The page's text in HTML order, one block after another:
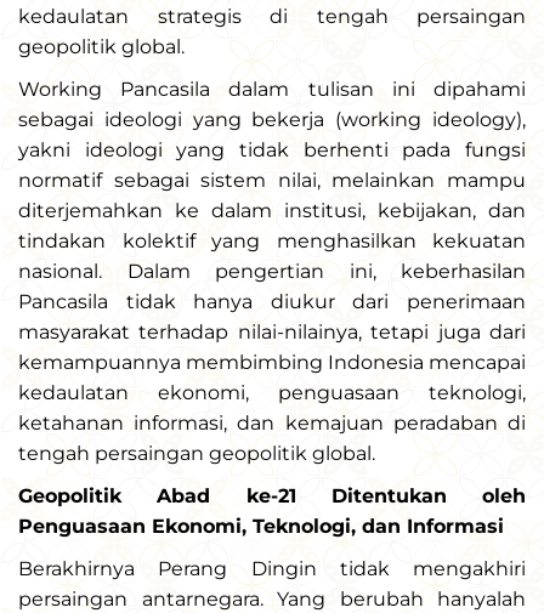
kedaulatan strategis di tengah persaingan
geopolitik global.
Working Pancasila dalam tulisan ini dipahami
sebagai ideologi yang bekerja (working ideology),
yakni ideologi yang tidak berhenti pada fungsi
normatif sebagai sistem nilai, melainkan mampu
diterjemahkan ke dalam institusi, kebijakan, dan
tindakan kolektif yang menghasilkan kekuatan
nasional. Dalam pengertian ini, keberhasilan
Pancasila tidak hanya diukur dari penerimaan
masyarakat terhadap nilai-nilainya, tetapi juga dari
kemampuannya membimbing Indonesia mencapai
kedaulatan ekonomi, penguasaan teknologi,
ketahanan informasi, dan kemajuan peradaban di
tengah persaingan geopolitik global.
Geopolitik Abad ke-21 Ditentukan oleh
Penguasaan Ekonomi, Teknologi, dan Informasi
Berakhirnya Perang Dingin tidak mengakhiri
persaingan antarnegara. Yang berubah hanyalah